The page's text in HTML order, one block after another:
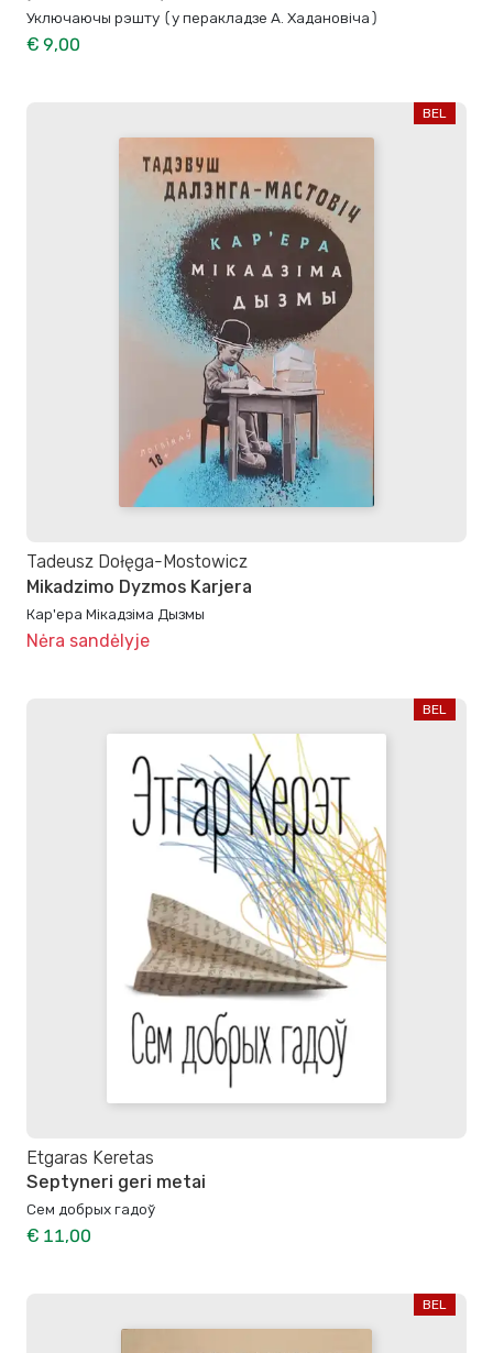
Уключаючы рэшту (у перакладзе А. Хадановіча)
€ 9,00
BEL
Tadeusz Dołęga-Mostowicz
Mikadzimo Dyzmos Karjera
Кар'ера Мікадзіма Дызмы
Nėra sandėlyje
BEL
Etgaras Keretas
Septyneri geri metai
Сем добрых гадоў
€ 11,00
BEL